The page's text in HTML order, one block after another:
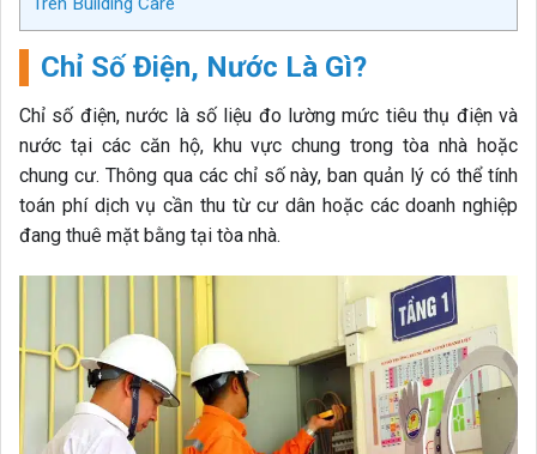
Chỉ Số Điện, Nước Là Gì?
Chỉ số điện, nước là số liệu đo lường mức tiêu thụ điện và
nước tại các căn hộ, khu vực chung trong tòa nhà hoặc
chung cư. Thông qua các chỉ số này, ban quản lý có thể tính
toán phí dịch vụ cần thu từ cư dân hoặc các doanh nghiệp
đang thuê mặt bằng tại tòa nhà.